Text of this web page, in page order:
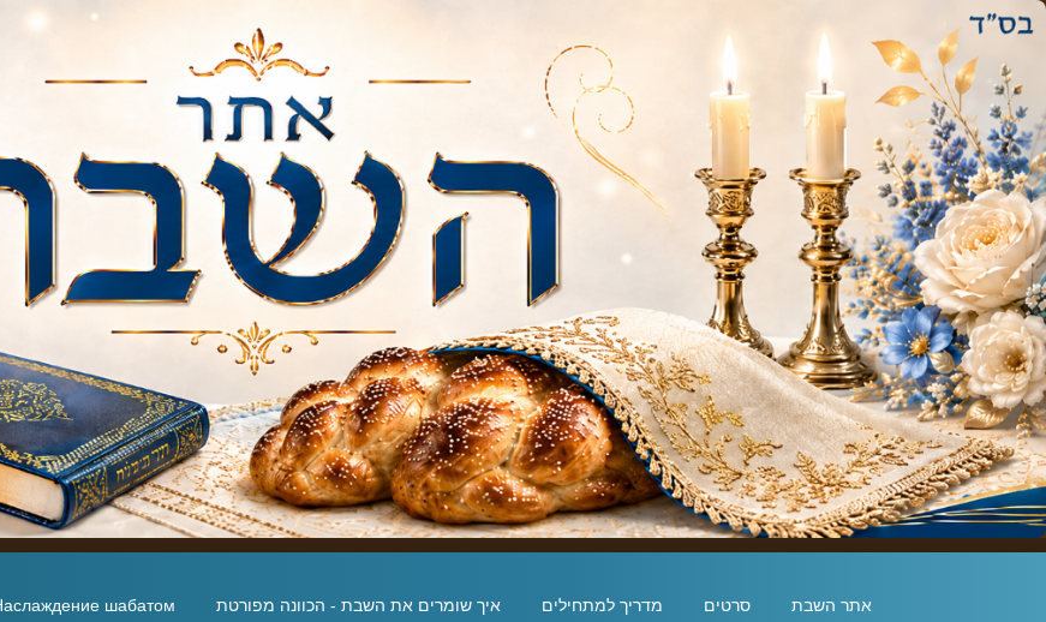
אתר השבת סרטים מדריך למתחילים איך שומרים את השבת - הכוונה מפורטת шабатом